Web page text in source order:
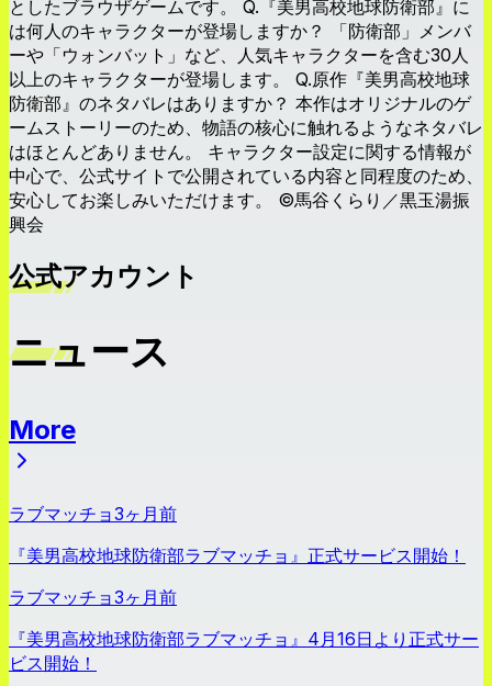
としたブラウザゲームです。 Q.『美男高校地球防衛部』に
は何人のキャラクターが登場しますか？ 「防衛部」メンバ
ーや「ウォンバット」など、人気キャラクターを含む30人
以上のキャラクターが登場します。 Q.原作『美男高校地球
防衛部』のネタバレはありますか？ 本作はオリジナルのゲ
ームストーリーのため、物語の核心に触れるようなネタバレ
はほとんどありません。 キャラクター設定に関する情報が
中心で、公式サイトで公開されている内容と同程度のため、
安心してお楽しみいただけます。 ©馬谷くらり／黒玉湯振
興会
公式アカウント
ニュース
More
ラブマッチョ3ヶ月前
『美男高校地球防衛部ラブマッチョ』正式サービス開始！
ラブマッチョ3ヶ月前
『美男高校地球防衛部ラブマッチョ』4月16日より正式サー
ビス開始！